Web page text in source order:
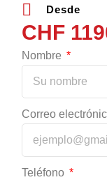
Desde
Nombre
Correo
Teléfono